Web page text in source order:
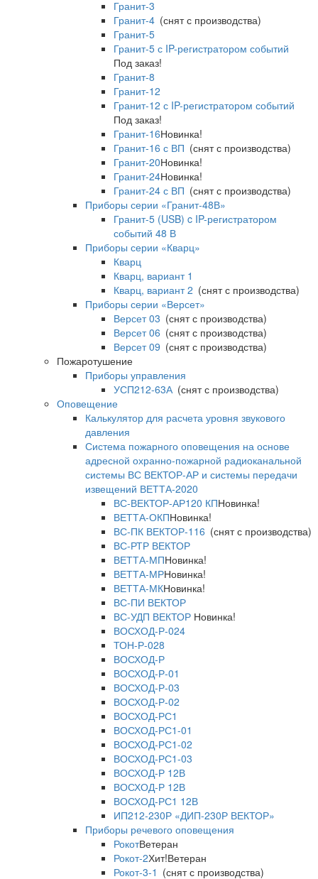
Гранит-3
Гранит-4 (снят с производства)
Гранит-5
Гранит-5 с IP-регистратором событий
Под заказ!
Гранит-8
Гранит-12
Гранит-12 с IP-регистратором событий
Под заказ!
Гранит-16Новинка!
Гранит-16 с ВП (снят с производства)
Гранит-20Новинка!
Гранит-24Новинка!
Гранит-24 с ВП (снят с производства)
Приборы серии «Гранит-48В»
Гранит-5 (USB) c IP-регистратором
событий 48 В
Приборы серии «Кварц»
Кварц
Кварц, вариант 1
Кварц, вариант 2 (снят с производства)
Приборы серии «Версет»
Версет 03 (снят с производства)
Версет 06 (снят с производства)
Версет 09 (снят с производства)
Пожаротушение
Приборы управления
УСП212-63А(снят с производства)
Оповещение
Калькулятор для расчета уровня звукового
давления
Система пожарного оповещения на основе
адресной охранно-пожарной радиоканальной
системы ВС ВЕКТОР-АР и системы передачи
извещений ВЕТТА-2020
ВС-ВЕКТОР-АР120 КПНовинка!
ВЕТТА-ОКПНовинка!
ВС-ПК ВЕКТОР-116 (снят с производства)
ВС-РТР ВЕКТОР
ВЕТТА-МПНовинка!
ВЕТТА-МРНовинка!
ВЕТТА-МКНовинка!
ВС-ПИ ВЕКТОР
ВС-УДП ВЕКТОР Новинка!
ВОСХОД-Р-024
ТОН-Р-028
ВОСХОД-Р
ВОСХОД-Р-01
ВОСХОД-Р-03
ВОСХОД-Р-02
ВОСХОД-РС1
ВОСХОД-РС1-01
ВОСХОД-РС1-02
ВОСХОД-РС1-03
ВОСХОД-Р 12В
ВОСХОД-Р 12В
ВОСХОД-РС1 12В
ИП212-230Р «ДИП-230Р ВЕКТОР»
Приборы речевого оповещения
РокотВетеран
Рокот-2Хит!Ветеран
Рокот-3-1 (снят с производства)